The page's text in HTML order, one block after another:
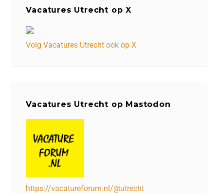
Vacatures Utrecht op X
Volg Vacatures Utrecht ook op X
Vacatures Utrecht op Mastodon
https://vacatureforum.nl/@utrecht